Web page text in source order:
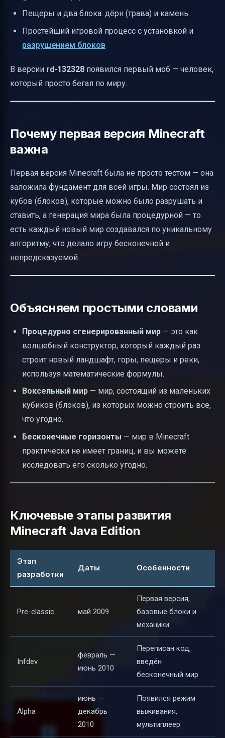
Пещеры и два блока: дёрн (трава) и камень
Простейший игровой процесс с установкой и
разрушением блоков
В версии rd-132328 появился первый моб — человек,
который просто бегал по миру.
Почему первая версия Minecraft
важна
Первая версия Minecraft была не просто тестом — она
заложила фундамент для всей игры. Мир состоял из
кубов (блоков), которые можно было разрушать и
ставить, а генерация мира была процедурной — то
есть каждый новый мир создавался по уникальному
алгоритму, что делало игру бесконечной и
непредсказуемой.
Объясняем простыми словами
Процедурно сгенерированный мир — это как
волшебный конструктор, который каждый раз
строит новый ландшафт, горы, пещеры и реки,
используя математические формулы.
Воксельный мир — мир, состоящий из маленьких
кубиков (блоков), из которых можно строить всё,
что угодно.
Бесконечные горизонты — мир в Minecraft
практически не имеет границ, и вы можете
исследовать его сколько угодно.
Ключевые этапы развития
Minecraft Java Edition
Этап
разработки
Даты Особенности
Pre-classic май 2009
Первая версия,
базовые блоки и
механики
Infdev
февраль —
июнь 2010
Переписан код,
введён
бесконечный мир
Alpha
июнь —
декабрь
2010
Появился режим
выживания,
мультиплеер